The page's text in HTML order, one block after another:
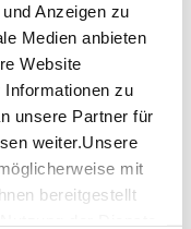
Anzeigen zu
Medien anbieten
Website
zu
unsere Partner für
weiter.Unsere
mit
bereitgestellt